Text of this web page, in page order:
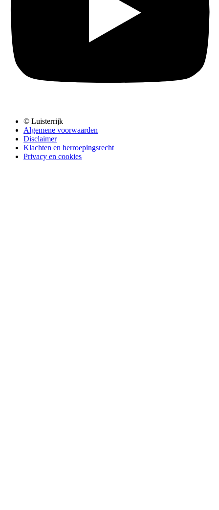
© Luisterrijk
Algemene voorwaarden
Disclaimer
Klachten en herroepingsrecht
Privacy en cookies